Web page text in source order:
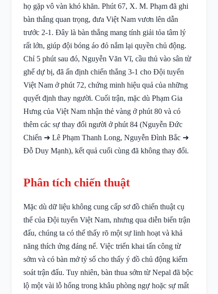
họ gặp vô vàn khó khăn. Phút 67, X. M. Phạm đã ghi
bàn thắng quan trọng, đưa Việt Nam vươn lên dẫn
trước 2-1. Đây là bàn thắng mang tính giải tỏa tâm lý
rất lớn, giúp đội bóng áo đỏ nắm lại quyền chủ động.
Chỉ 5 phút sau đó, Nguyễn Văn Vĩ, cầu thủ vào sân từ
ghế dự bị, đã ấn định chiến thắng 3-1 cho Đội tuyển
Việt Nam ở phút 72, chứng minh hiệu quả của những
quyết định thay người. Cuối trận, mặc dù Phạm Gia
Hưng của Việt Nam nhận thẻ vàng ở phút 80 và có
thêm các sự thay đổi người ở phút 84 (Nguyễn Đức
Chiến ➜ Lê Phạm Thanh Long, Nguyễn Đình Bắc ➜
Đỗ Duy Mạnh), kết quả cuối cùng đã không thay đổi.
Phân tích chiến thuật
Mặc dù dữ liệu không cung cấp sơ đồ chiến thuật cụ
thể của Đội tuyển Việt Nam, nhưng qua diễn biến trận
đấu, chúng ta có thể thấy rõ một sự linh hoạt và khả
năng thích ứng đáng nể. Việc triển khai tấn công từ
sớm và có bàn mở tỷ số cho thấy ý đồ chủ động kiểm
soát trận đấu. Tuy nhiên, bàn thua sớm từ Nepal đã bộc
lộ một vài lỗ hổng trong khâu phòng ngự hoặc sự mất